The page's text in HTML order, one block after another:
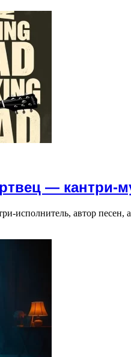
— кантри-
исполнитель, автор